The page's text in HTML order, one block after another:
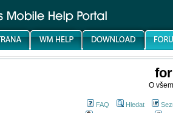
O
FAQ Hledat